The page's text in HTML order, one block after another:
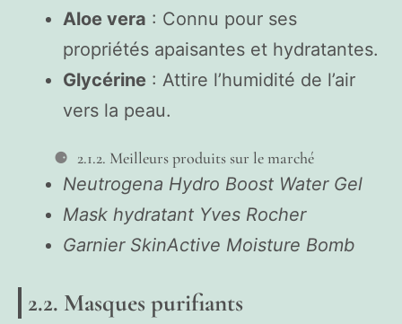
Aloe vera : Connu pour ses
propriétés apaisantes et hydratantes.
Glycérine : Attire l’humidité de l’air
vers la peau.
2.1.2. Meilleurs produits sur le marché
Neutrogena Hydro Boost Water Gel
Mask hydratant Yves Rocher
Garnier SkinActive Moisture Bomb
2.2. Masques purifiants